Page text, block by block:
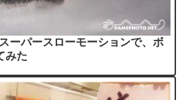
ーパースローモーションで、ボ
みた